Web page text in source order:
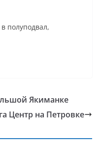
полуподвал,
Якиманке
Центр на Петровке